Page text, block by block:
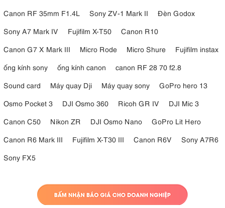
Canon RF 35mm F1.4L
Sony ZV-1 Mark II
Đèn Godox
Sony A7 Mark IV
Fujifilm X-T50
Canon R10
Canon G7 X Mark III
Micro Rode Micro Shure
Fujifilm instax
ống kính sony
ống kính canon
canon RF 28 70 f2.8
Sound card
Máy quay Dji Máy quay sony
GoPro hero 13
Osmo Pocket 3
DJI Osmo 360 Ricoh GR IV
DJI Mic 3
Canon C50
Nikon ZR DJI Osmo Nano
GoPro Lit Hero
Canon R6 Mark III
Fujifilm X-T30 III Canon R6V
Sony A7R6
Sony FX5